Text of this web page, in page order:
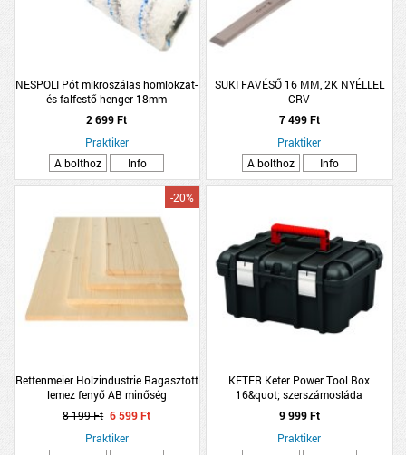
NESPOLI Pót mikroszálas homlokzat-
és falfestő henger 18mm
2 699 Ft
Praktiker
A bolthoz
Info
SUKI FAVÉSŐ 16 MM, 2K NYÉLLEL
CRV
7 499 Ft
Praktiker
A bolthoz
Info
Rettenmeier Holzindustrie Ragasztott
lemez fenyő AB minőség
18x300x1200mm
-20%
8 199 Ft 6 599 Ft
Praktiker
KETER Keter Power Tool Box
16&quot; szerszámosláda
41,9x32,7x20,5cm
9 999 Ft
Praktiker